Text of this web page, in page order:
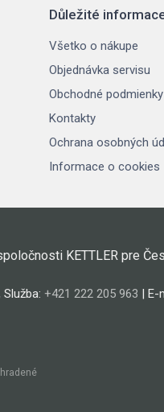
Důležité
Všetko o nákupe
Objednávka servisu
Obchodné podmienky
Kontakty
Ochrana osobných
Informace o cookies
KETTLER pre
+421 222 205 963 | E-